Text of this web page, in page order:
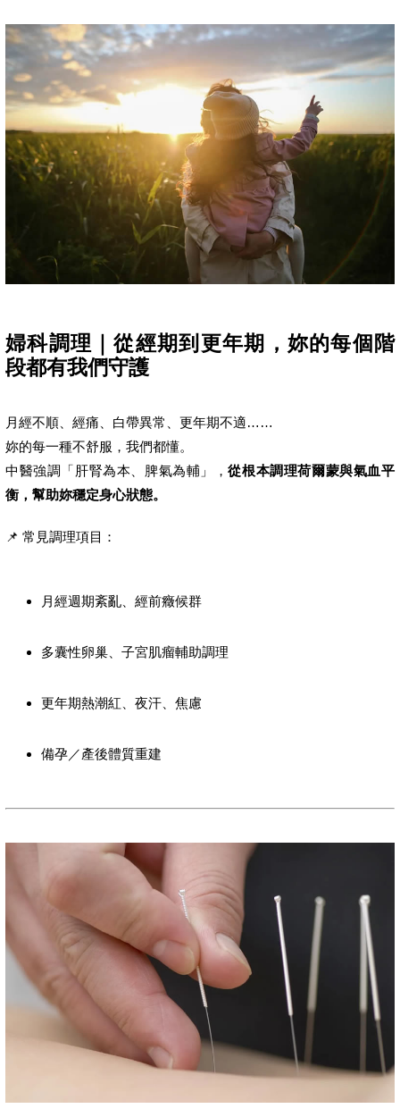
婦科調理｜從經期到更年期，妳的每個階
段都有我們守護
月經不順、經痛、白帶異常、更年期不適……
妳的每一種不舒服，我們都懂。
中醫強調「肝腎為本、脾氣為輔」，從根本調理荷爾蒙與氣血平
衡，幫助妳穩定身心狀態。
📌 常見調理項目：
月經週期紊亂、經前癥候群
多囊性卵巢、子宮肌瘤輔助調理
更年期熱潮紅、夜汗、焦慮
備孕／產後體質重建